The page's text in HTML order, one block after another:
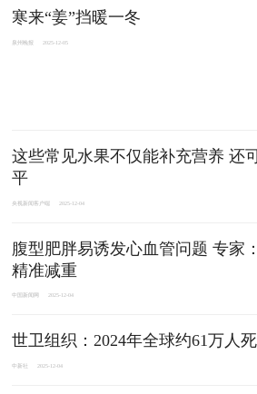
寒来“姜”挡暖一冬
泉州晚报 2025-12-05
这些常见水果不仅能补充营养 还
平
央视新闻客户端 2025-12-04
腹型肥胖易诱发心血管问题 专家
精准减重
中国新闻网 2025-12-04
世卫组织：2024年全球约61万人
中新社 2025-12-04